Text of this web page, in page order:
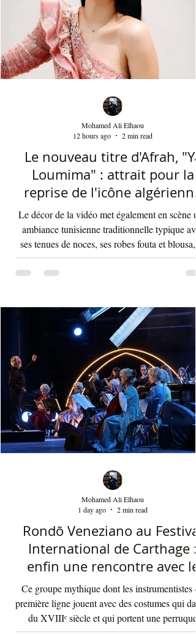
Le nouveau titre d'Afrah, "Ya
Loumima" : attrait pour la
reprise de l'icône algérienne
Rabah Driassa
Le décor de la vidéo met également en scène
ambiance tunisienne traditionnelle typique
de beauté, ainsi que la foule attirée et entraînée
cette célébration, comprenant notamment les
youyous, les larmes de bonheur et les
applaudissements sincères. "Ya Loumima"
sans doute, à capturer toute l'ambivalence de
moment précieux grâce à une performance
Mohamed Ali Elhaou
12 hours ago
2 min read
Rondō Veneziano au Festival
International de Carthage :
enfin une rencontre avec le
public tunisien
Ce groupe mythique dont les instrumentistes
Mohamed Ali Elhaou
1 day ago
2 min read